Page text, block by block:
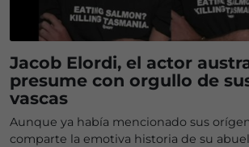
Jacob Elordi, el actor
presume con orgullo de
vascas
Aunque ya había mencionado sus
comparte la emotiva historia de su